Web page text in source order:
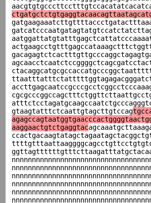
gtaagtatttctcaattgtagcttgtccag
aaggaactgtctgaggtac